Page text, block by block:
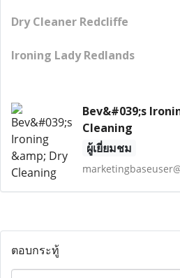
Dry Cleaner Redcliffe
Ironing Lady Redlands
Bev&#039;s
Cleaning
ผู้เยี่ยมชม
ตอบกระทู้